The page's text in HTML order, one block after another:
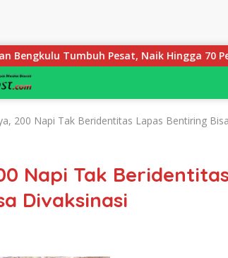
Pesat, Naik Hingga 70 Persen Sejak
200 Napi Tak Beridentitas Lapas Bentiring
Napi Tak
Divaksinasi